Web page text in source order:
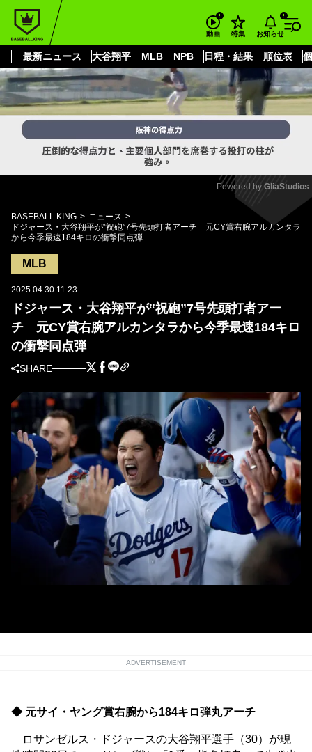
動画 特集 お知らせ
最新ニュース 大谷翔平 MLB NPB 日程・結果 順位表
もっと見る
Mute
Powered by GliaStudios
BASEBALL KING
ニュース
ドジャース・大谷翔平が‟祝砲”7号先頭打者アーチ 元CY賞右腕アルカンタラ
から今季最速184キロの衝撃同点弾
MLB
2025.04.30 11:23
ドジャース・大谷翔平が‟祝砲”7号先頭打者アー
チ 元CY賞右腕アルカンタラから今季最速184キロ
の衝撃同点弾
SHARE
ADVERTISEMENT
◆ 元サイ・ヤング賞右腕から184キロ弾丸アーチ
ロサンゼルス・ドジャースの大谷翔平選手（30）が現